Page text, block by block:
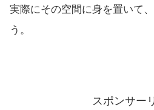
実際にその空間に身を置いて
う。
スポンサー